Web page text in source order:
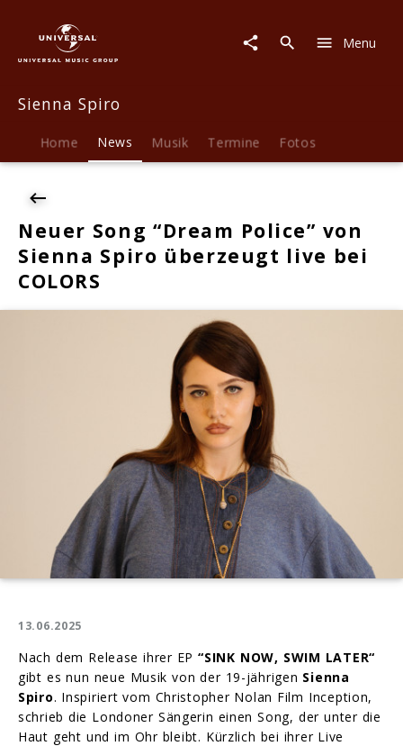
News
Neuer
"Dream
Police"
Sienna
überzeugt
live
bei
COLORS
Menu
Sienna Spiro
Home News Musik Termine Fotos
Neuer Song “Dream Police” von
Sienna Spiro überzeugt live bei
COLORS
13.06.2025
Nach dem Release ihrer EP“SINK NOW, SWIM LATER“
gibt es nun neue Musik von der 19-jährigen Sienna
Spiro. Inspiriert vom Christopher Nolan Film Inception,
schrieb die Londoner Sängerin einen Song, der unter die
Haut geht und im Ohr bleibt. Kürzlich bei ihrer Live